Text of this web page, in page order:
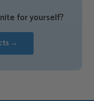
for yourself?
→